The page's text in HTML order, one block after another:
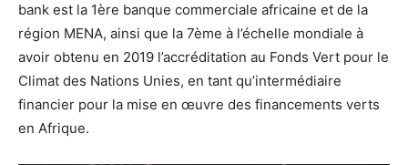
bank est la 1ère banque commerciale africaine et de la
région MENA, ainsi que la 7ème à l’échelle mondiale à
avoir obtenu en 2019 l’accréditation au Fonds Vert pour le
Climat des Nations Unies, en tant qu’intermédiaire
financier pour la mise en œuvre des financements verts
en Afrique.